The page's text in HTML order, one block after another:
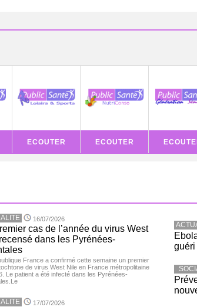
ECOUTER ECOUTER
16/07/2026
cas de l’année du virus West
dans les Pyrénées-
France a confirmé cette semaine un premier
de virus West Nile en France métropolitaine
Le patient a été infecté dans les Pyrénées-
17/07/2026
guéri